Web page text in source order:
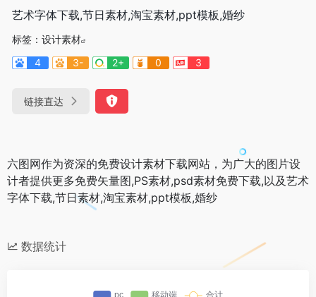
艺术字体下载,节日素材,淘宝素材,ppt模板,婚纱
标签： 设计素材
4
3- 2+ 0 3
链接直达
六图网作为资深的免费设计素材下载网站，为广大的图片设
计者提供更多免费矢量图,PS素材,psd素材免费下载,以及艺术
字体下载,节日素材,淘宝素材,ppt模板,婚纱
数据统计